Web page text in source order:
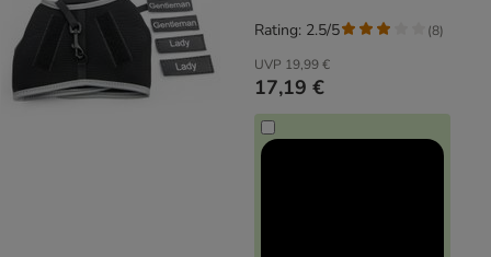
UVP 19,99 €
17,19 €
Rating: 2.5/5 (8)